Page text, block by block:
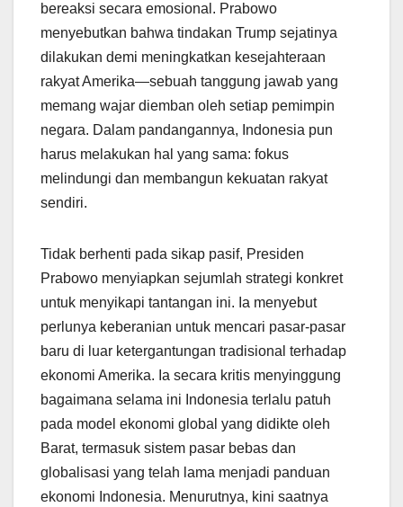
bereaksi secara emosional. Prabowo
menyebutkan bahwa tindakan Trump sejatinya
dilakukan demi meningkatkan kesejahteraan
rakyat Amerika—sebuah tanggung jawab yang
memang wajar diemban oleh setiap pemimpin
negara. Dalam pandangannya, Indonesia pun
harus melakukan hal yang sama: fokus
melindungi dan membangun kekuatan rakyat
sendiri.
Tidak berhenti pada sikap pasif, Presiden
Prabowo menyiapkan sejumlah strategi konkret
untuk menyikapi tantangan ini. Ia menyebut
perlunya keberanian untuk mencari pasar-pasar
baru di luar ketergantungan tradisional terhadap
ekonomi Amerika. Ia secara kritis menyinggung
bagaimana selama ini Indonesia terlalu patuh
pada model ekonomi global yang didikte oleh
Barat, termasuk sistem pasar bebas dan
globalisasi yang telah lama menjadi panduan
ekonomi Indonesia. Menurutnya, kini saatnya